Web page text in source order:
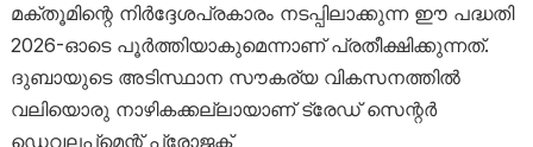
മക്തൂമിന്റെ നിർദ്ദേശപ്രകാരം നടപ്പിലാക്കുന്ന ഈ പദ്ധതി
2026-ഓടെ പൂർത്തിയാകുമെന്നാണ് പ്രതീക്ഷിക്കുന്നത്.
ദുബായുടെ അടിസ്ഥാന സൗകര്യ വികസനത്തിൽ
വലിയൊരു നാഴികക്കല്ലായാണ് ട്രേഡ് സെന്റർ
ഡെവലപ്‌മെന്റ് പ്രോജക്റ്റ്